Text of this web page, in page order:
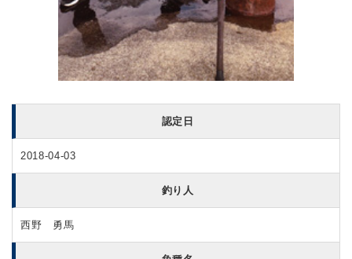
認定日
2018-04-03
釣り人
西野 勇馬